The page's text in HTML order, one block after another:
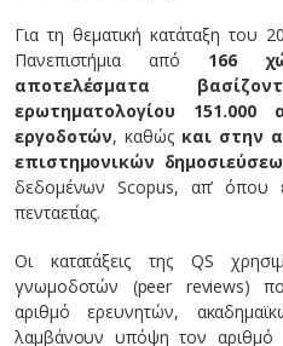
Για τη θεματική κατάταξη του
Πανεπιστήμια από 166
αποτελέσματα
ερωτηματολογίου 151.000
εργοδοτών, καθώς και στην
επιστημονικών
δεδομένων Scopus, απ’
πενταετίας.
Οι κατατάξεις της QS
γνωμοδοτών (peer reviews)
αριθμό ερευνητών,
λαμβάνουν υπόψη τον